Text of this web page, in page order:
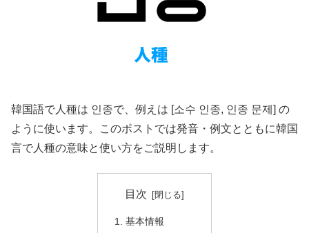
韓国語で人種は 인종で、例えは [소수 인종, 인종 문제] の
ように使います。このポストでは発音・例文とともに韓国
言で人種の意味と使い方をご説明します。
目次
基本情報